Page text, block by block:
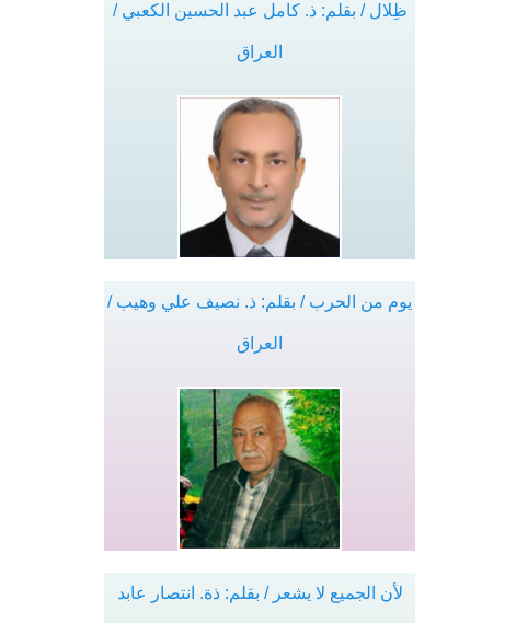
ظِلال / بقلم: ذ. كامل عبد الحسين الكعبي /
العراق
يوم من الحرب / بقلم: ذ. نصيف علي وهيب /
العراق
لأن الجميع لا يشعر / بقلم: ذة. انتصار عابد